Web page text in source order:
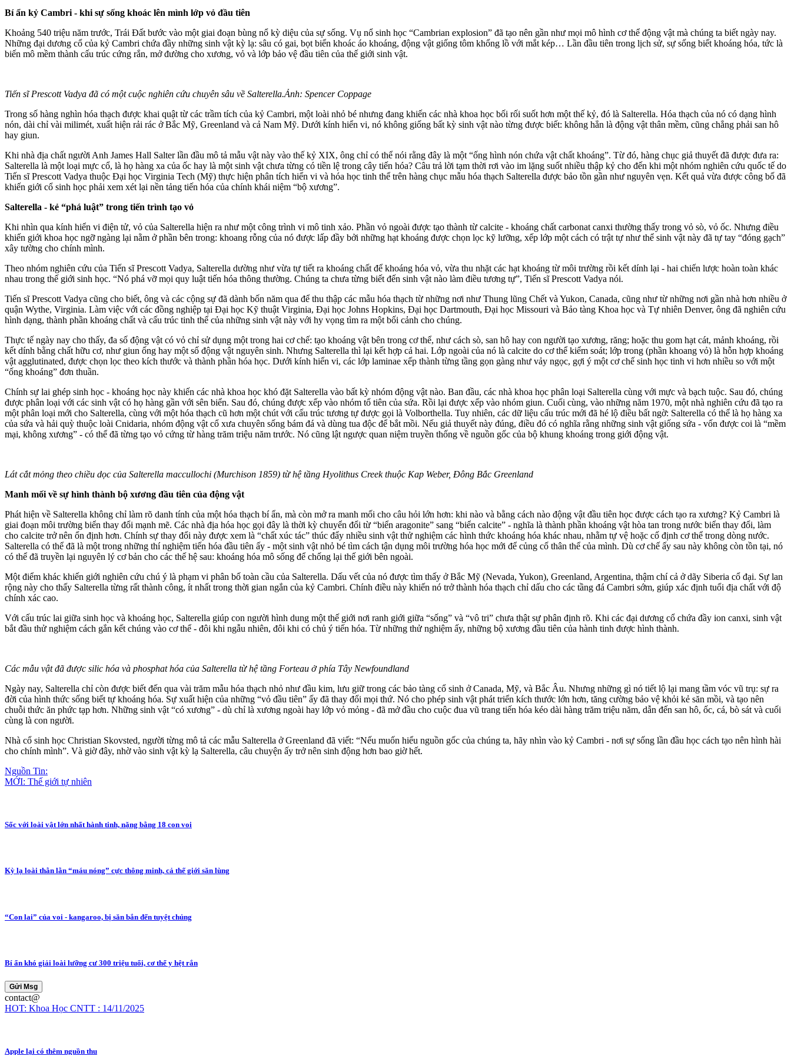
Bí ẩn kỷ Cambri - khi sự sống khoác lên mình lớp vỏ đầu tiên
Khoảng 540 triệu năm trước, Trái Đất bước vào một giai đoạn bùng nổ kỳ diệu của sự sống. Vụ nổ sinh học “Cambrian explosion” đã tạo nên gần như mọi mô hình c‌ơ th‌ể động vật mà chúng ta biết ngày nay.
Những đại dương cổ của kỷ Cambri chứa đầy những sinh vật kỳ lạ: sâu có gai, bọt biển khoác áo khoáng, động vật giống tôm khổng lồ với mắt kép… Lần đầu tiên trong lịch sử, sự sống biết khoáng hóa, tức là
biến mô mềm thành cấu trúc cứng rắn, mở đường cho xương, vỏ và lớp bảo vệ đầu tiên của thế giới sinh vật.
Tiến sĩ Prescott Vadya đã có một cuộc nghiên cứu chuyên sâu về Salterella.Ảnh: Spencer Coppage
Trong số hàng nghìn hóa thạch được khai quật từ các trầm tích của kỷ Cambri, một loài nhỏ bé nhưng đang khiến các nhà khoa học bối rối suốt hơn một thế kỷ, đó là Salterella. Hóa thạch của nó có dạng hình
nón, dài chỉ vài milimét, xuất hiện rải rác ở Bắc Mỹ, Greenland và cả Nam Mỹ. Dưới kính hiển vi, nó không giống bất kỳ sinh vật nào từng được biết: không hẳn là động vật thân mềm, cũng chẳng phải san hô
hay giun.
Khi nhà địa chất người Anh James Hall Salter lần đầu mô tả mẫu vật này vào thế kỷ XIX, ông chỉ có thể nói rằng đây là một “ống hình nón chứa vật chất khoáng”. Từ đó, hàng chục giả thuyết đã được đưa ra:
Salterella là một loại mực cổ, là họ hàng xa của ốc hay là một sinh vật chưa từng có tiền lệ trong cây tiến hóa? Câu trả lời tạm thời rơi vào im lặng suốt nhiều thập kỷ cho đến khi một nhóm nghiên cứu quốc tế do
Tiến sĩ Prescott Vadya thuộc Đại học Virginia Tech (Mỹ) thực hiện phân tích hiển vi và hóa học tinh thể trên hàng chục mẫu hóa thạch Salterella được bảo tồn gần như nguyên vẹn. Kết quả vừa được công bố đã
khiến giới cổ sinh học phải xem xét lại nền tảng tiến hóa của chính khái niệm “bộ xương”.
Salterella - kẻ “phá luật” trong tiến trình tạo vỏ
Khi nhìn qua kính hiển vi điện tử, vỏ của Salterella hiện ra như một công trình vi mô tinh xảo. Phần vỏ ngoài được tạo thành từ calcite - khoáng chất carbonat canxi thường thấy trong vỏ sò, vỏ ốc. Nhưng điều
khiến giới khoa học ngỡ ngàng lại nằm ở phần bên trong: khoang rỗng của nó được lấp đầy bởi những hạt khoáng được chọn lọc kỹ lưỡng, xếp lớp một cách có trật tự như thể sinh vật này đã tự tay “đóng gạch”
xây tường cho chính mình.
Theo nhóm nghiên cứu của Tiến sĩ Prescott Vadya, Salterella dường như vừa tự tiết ra khoáng chất để khoáng hóa vỏ, vừa thu nhặt các hạt khoáng từ môi trường rồi kết dính lại - hai chiến lược hoàn toàn khác
nhau trong thế giới sinh học. “Nó phá vỡ mọi quy luật tiến hóa thông thường. Chúng ta chưa từng biết đến sinh vật nào làm điều tương tự”, Tiến sĩ Prescott Vadya nói.
Tiến sĩ Prescott Vadya cũng cho biết, ông và các cộng sự đã dành bốn năm qua để thu thập các mẫu hóa thạch từ những nơi như Thung lũng Chết và Yukon, Canada, cũng như từ những nơi gần nhà hơn nhiều ở
quận Wythe, Virginia. Làm việc với các đồng nghiệp tại Đại học Kỹ thuật Virginia, Đại học Johns Hopkins, Đại học Dartmouth, Đại học Missouri và Bảo tàng Khoa học và Tự nhiên Denver, ông đã nghiên cứu
hình dạng, thành phần khoáng chất và cấu trúc tinh thể của những sinh vật này với hy vọng tìm ra một bối cảnh cho chúng.
Thực tế ngày nay cho thấy, đa số động vật có vỏ chỉ sử dụng một trong hai cơ chế: tạo khoáng vật bên trong c‌ơ th‌ể, như cách sò, san hô hay con người tạo xương, răng; hoặc thu gom hạt cát, mảnh khoáng, rồi
kết dính bằng chất hữu cơ, như giun ống hay một số động vật nguyên sinh. Nhưng Salterella thì lại kết hợp cả hai. Lớp ngoài của nó là calcite do c‌ơ th‌ể kiểm soát; lớp trong (phần khoang vỏ) là hỗn hợp khoáng
vật agglutinated, được chọn lọc theo kích thước và thành phần hóa học. Dưới kính hiển vi, các lớp laminae xếp thành từng tầng gọn gàng như vảy ngọc, gợi ý một cơ chế sinh học tinh vi hơn nhiều so với một
“ống khoáng” đơn thuần.
Chính sự lai ghép sinh học - khoáng học này khiến các nhà khoa học khó đặt Salterella vào bất kỳ nhóm động vật nào. Ban đầu, các nhà khoa học phân loại Salterella cùng với mực và bạch tuộc. Sau đó, chúng
được phân loại với các sinh vật có họ hàng gần với sên biển. Sau đó, chúng được xếp vào nhóm tổ tiên của sứa. Rồi lại được xếp vào nhóm giun. Cuối cùng, vào những năm 1970, một nhà nghiên cứu đã tạo ra
một phân loại mới cho Salterella, cùng với một hóa thạch cũ hơn một chút với cấu trúc tương tự được gọi là Volborthella. Tuy nhiên, các dữ liệu cấu trúc mới đã hé lộ điều bất ngờ: Salterella có thể là họ hàng xa
của sứa và hải quỳ thuộc loài Cnidaria, nhóm động vật cổ xưa chuyên sống bám đá và dùng tua độc để bắt mồi. Nếu giả thuyết này đúng, điều đó có nghĩa rằng những sinh vật giống sứa - vốn được coi là “mềm
mại, không xương” - có thể đã từng tạo vỏ cứng từ hàng trăm triệu năm trước. Nó cũng lật ngược quan niệm truyền thống về nguồn gốc của bộ khung khoáng trong giới động vật.
Lát cắt mỏng theo chiều dọc của Salterella maccullochi (Murchison 1859) từ hệ tầng Hyolithus Creek thuộc Kap Weber, Đông Bắc Greenland
Manh mối về sự hình thành bộ xương đầu tiên của động vật
Phát hiện về Salterella không chỉ làm rõ danh tính của một hóa thạch bí ẩn, mà còn mở ra manh mối cho câu hỏi lớn hơn: khi nào và bằng cách nào động vật đầu tiên học được cách tạo ra xương? Kỷ Cambri là
giai đoạn môi trường biển thay đổi mạnh mẽ. Các nhà địa hóa học gọi đây là thời kỳ chuyển đổi từ “biển aragonite” sang “biển calcite” - nghĩa là thành phần khoáng vật hòa tan trong nước biển thay đổi, làm
cho calcite trở nên ổn định hơn. Chính sự thay đổi này được xem là “chất xúc tác” thúc đẩy nhiều sinh vật thử nghiệm các hình thức khoáng hóa khác nhau, nhằm tự vệ hoặc cố định c‌ơ th‌ể trong dòng nước.
Salterella có thể đã là một trong những thí nghiệm tiến hóa đầu tiên ấy - một sinh vật nhỏ bé tìm cách tận dụng môi trường hóa học mới để củng cố thân thể của mình. Dù cơ chế ấy sau này không còn tồn tại, nó
có thể đã truyền lại nguyên lý cơ bản cho các thế hệ sau: khoáng hóa mô sống để chống lại thế giới bên ngoài.
Một điểm khác khiến giới nghiên cứu chú ý là phạm vi phân bố toàn cầu của Salterella. Dấu vết của nó được tìm thấy ở Bắc Mỹ (Nevada, Yukon), Greenland, Argentina, thậm chí cả ở dãy Siberia cổ đại. Sự lan
rộng này cho thấy Salterella từng rất thành công, ít nhất trong thời gian ngắn của kỷ Cambri. Chính điều này khiến nó trở thành hóa thạch chỉ dấu cho các tầng đá Cambri sớm, giúp xác định tuổi địa chất với độ
chính xác cao.
Với cấu trúc lai giữa sinh học và khoáng học, Salterella giúp con người hình dung một thế giới nơi ranh giới giữa “sống” và “vô tri” chưa thật sự phân định rõ. Khi các đại dương cổ chứa đầy ion canxi, sinh vật
bắt đầu thử nghiệm cách gắn kết chúng vào c‌ơ th‌ể - đôi khi ngẫu nhiên, đôi khi có chủ ý tiến hóa. Từ những thử nghiệm ấy, những bộ xương đầu tiên của hành tinh được hình thành.
Các mẫu vật đã được silic hóa và phosphat hóa của Salterella từ hệ tầng Forteau ở phía Tây Newfoundland
Ngày nay, Salterella chỉ còn được biết đến qua vài trăm mẫu hóa thạch nhỏ như đầu kim, lưu giữ trong các bảo tàng cổ sinh ở Canada, Mỹ, và Bắc Âu. Nhưng những gì nó tiết lộ lại mang tầm vóc vũ trụ: sự ra
đời của hình thức sống biết tự khoáng hóa. Sự xuất hiện của những “vỏ đầu tiên” ấy đã thay đổi mọi thứ. Nó cho phép sinh vật phát triển kích thước lớn hơn, tăng cường bảo vệ khỏi kẻ săn mồi, và tạo nên
chuỗi thức ăn phức tạp hơn. Những sinh vật “có xương” - dù chỉ là xương ngoài hay lớp vỏ mỏng - đã mở đầu cho cuộc đua vũ trang tiến hóa kéo dài hàng trăm triệu năm, dẫn đến san hô, ốc, cá, bò sát và cuối
cùng là con người.
Nhà cổ sinh học Christian Skovsted, người từng mô tả các mẫu Salterella ở Greenland đã viết: “Nếu muốn hiểu nguồn gốc của chúng ta, hãy nhìn vào kỷ Cambri - nơi sự sống lần đầu học cách tạo nên hình hài
cho chính mình”. Và giờ đây, nhờ vào sinh vật kỳ lạ Salterella, câu chu‌yện ấ‌y trở nên sinh động hơn bao giờ hết.
Nguồn Tin:
MỚI: Thế giới tự nhiên
Sốc với loài vật lớn nhất hành tinh, nặng bằng 18 con voi
Kỳ lạ loài thằn lằn “máu nóng” cực thông minh, cả thế giới săn lùng
“Con lai” của voi - kangaroo, bị săn bắn đến tuyệt chủng
Bí ẩn khó giải loài lưỡng cư 300 triệu tuổi, cơ thể y hệt rắn
Gửi Msg
contact@
HOT: Khoa Học CNTT : 14/11/2025
Apple lại có thêm nguồn thu